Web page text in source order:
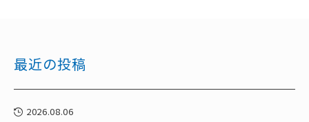
最近の投稿
2026.08.06